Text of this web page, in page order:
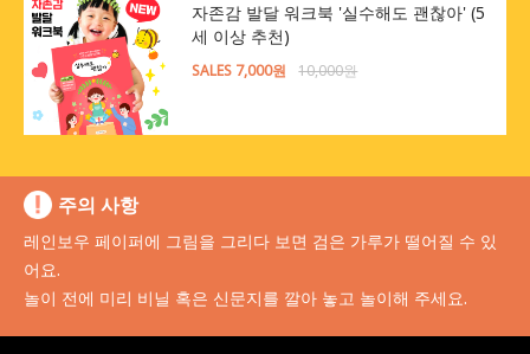
자존감 발달 워크북 '실수해도 괜찮아' (5
세 이상 추천)
SALES 7,000원 10,000원
주의 사항
레인보우 페이퍼에 그림을 그리다 보면 검은 가루가 떨어질 수 있
어요.
놀이 전에 미리 비닐 혹은 신문지를 깔아 놓고 놀이해 주세요.